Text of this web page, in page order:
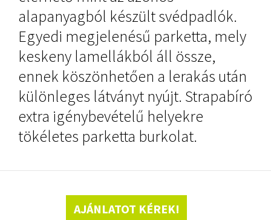
alapanyagból készült svédpadlók.
Egyedi megjelenésű parketta, mely
keskeny lamellákból áll össze,
ennek köszönhetően a lerakás után
különleges látványt nyújt. Strapabíró
extra igénybevételű helyekre
tökéletes parketta burkolat.
AJÁNLATOT KÉREK!